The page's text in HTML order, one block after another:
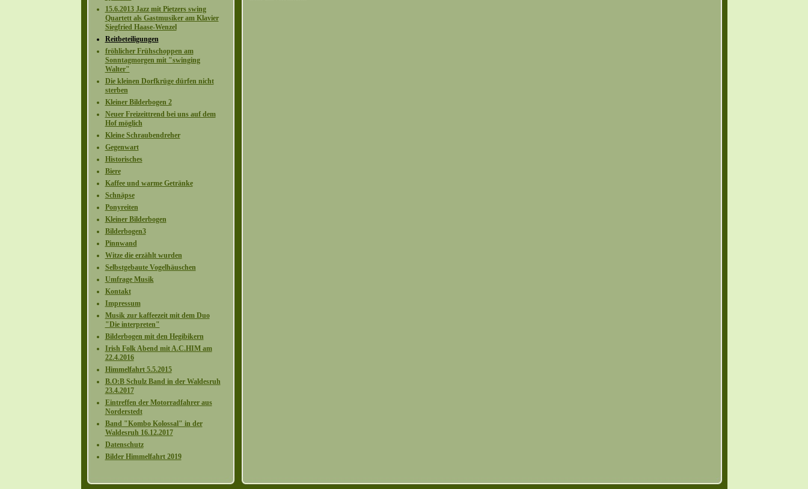
15.6.2013 Jazz mit Pietzers swing
Quartett als Gastmusiker am Klavier
Siegfried Haase-Wenzel
Reitbeteiligungen
fröhlicher Frühschoppen am
Sonntagmorgen mit "swinging
Walter"
Die kleinen Dorfkrüge dürfen nicht
sterben
Kleiner Bilderbogen 2
Neuer Freizeittrend bei uns auf dem
Hof möglich
Kleine Schraubendreher
Gegenwart
Historisches
Biere
Kaffee und warme Getränke
Schnäpse
Ponyreiten
Kleiner Bilderbogen
Bilderbogen3
Pinnwand
Witze die erzählt wurden
Selbstgebaute Vogelhäuschen
Umfrage Musik
Kontakt
Impressum
Musik zur kaffeezeit mit dem Duo
"Die interpreten"
Bilderbogen mit den Hegibikern
Irish Folk Abend mit A.C.HIM am
22.4.2016
Himmelfahrt 5.5.2015
B.O:B Schulz Band in der Waldesruh
23.4.2017
Eintreffen der Motorradfahrer aus
Norderstedt
Band "Kombo Kolossal" in der
Waldesruh 16.12.2017
Datenschutz
Bilder Himmelfahrt 2019